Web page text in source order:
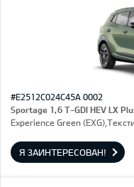
#E2512C024C45A 0002
Sportage 1,6 T-GDI HEV LX
Experience Green
Я ЗАИНТЕРЕСОВАН!